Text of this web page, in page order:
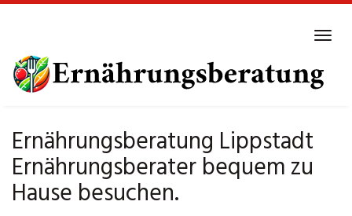
main
content
Ernährungsberatung Lippstadt
Ernährungsberater bequem zu
Hause besuchen.